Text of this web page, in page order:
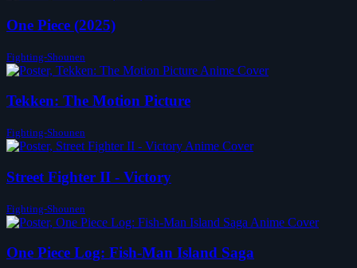
One Piece (2025)
Fighting-Shounen
Tekken: The Motion Picture
Fighting-Shounen
Street Fighter II - Victory
Fighting-Shounen
One Piece Log: Fish-Man Island Saga